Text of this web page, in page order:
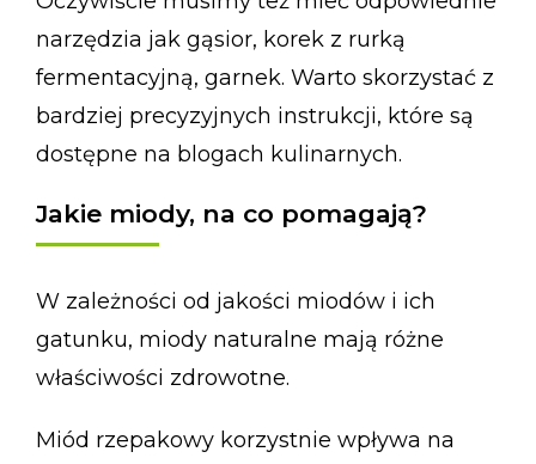
narzędzia jak gąsior, korek z rurką
fermentacyjną, garnek. Warto skorzystać z
bardziej precyzyjnych instrukcji, które są
dostępne na blogach kulinarnych.
Jakie miody, na co pomagają?
W zależności od jakości miodów i ich
gatunku, miody naturalne mają różne
właściwości zdrowotne.
Miód rzepakowy korzystnie wpływa na